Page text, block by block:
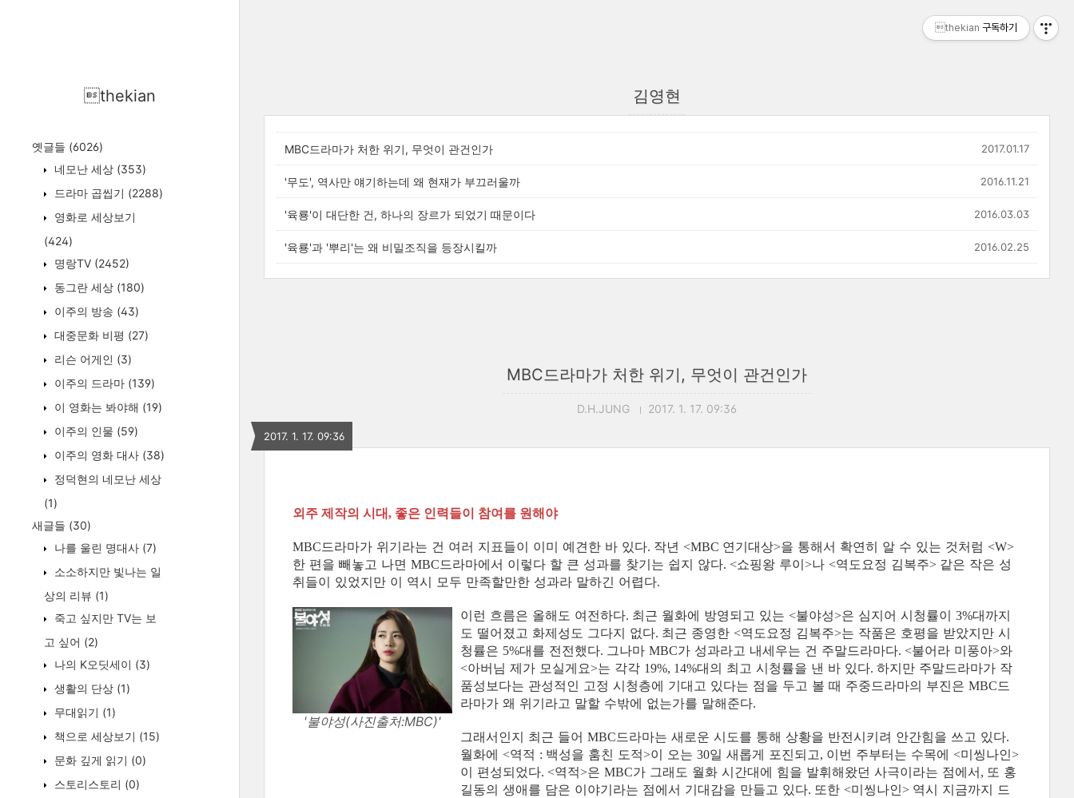
thekian
옛글들 (6026)
네모난 세상 (353)
드라마 곱씹기 (2288)
영화로 세상보기
(424)
명랑TV (2452)
동그란 세상 (180)
이주의 방송 (43)
대중문화 비평 (27)
리슨 어게인 (3)
이주의 드라마 (139)
이 영화는 봐야해 (19)
이주의 인물 (59)
이주의 영화 대사 (38)
정덕현의 네모난 세상
(1)
새글들 (30)
나를 울린 명대사 (7)
소소하지만 빛나는 일
상의 리뷰 (1)
죽고 싶지만 TV는 보
고 싶어 (2)
나의 K오딧세이 (3)
생활의 단상 (1)
무대읽기 (1)
책으로 세상보기 (15)
문화 깊게 읽기 (0)
스토리스토리 (0)
김영현
MBC드라마가 처한 위기, 무엇이 관건인가 2017.01.17
'무도', 역사만 얘기하는데 왜 현재가 부끄러울까 2016.11.21
'육룡'이 대단한 건, 하나의 장르가 되었기 때문이다 2016.03.03
'육룡'과 '뿌리'는 왜 비밀조직을 등장시킬까 2016.02.25
MBC드라마가 처한 위기, 무엇이 관건인가
D.H.JUNG 2017. 1. 17. 09:36
2017. 1. 17. 09:36
외주 제작의 시대, 좋은 인력들이 참여를 원해야
MBC드라마가 위기라는 건 여러 지표들이 이미 예견한 바 있다. 작년 <MBC 연기대상>을 통해서 확연히 알 수 있는 것처럼 <W>
한 편을 빼놓고 나면 MBC드라마에서 이렇다 할 큰 성과를 찾기는 쉽지 않다. <쇼핑왕 루이>나 <역도요정 김복주> 같은 작은 성
취들이 있었지만 이 역시 모두 만족할만한 성과라 말하긴 어렵다.
'불야성(사진출처:MBC)'
이런 흐름은 올해도 여전하다. 최근 월화에 방영되고 있는 <불야성>은 심지어 시청률이 3%대까지
도 떨어졌고 화제성도 그다지 없다. 최근 종영한 <역도요정 김복주>는 작품은 호평을 받았지만 시
청률은 5%대를 전전했다. 그나마 MBC가 성과라고 내세우는 건 주말드라마다. <불어라 미풍아>와
<아버님 제가 모실게요>는 각각 19%, 14%대의 최고 시청률을 낸 바 있다. 하지만 주말드라마가 작
품성보다는 관성적인 고정 시청층에 기대고 있다는 점을 두고 볼 때 주중드라마의 부진은 MBC드
라마가 왜 위기라고 말할 수밖에 없는가를 말해준다.
그래서인지 최근 들어 MBC드라마는 새로운 시도를 통해 상황을 반전시키려 안간힘을 쓰고 있다.
월화에 <역적 : 백성을 훔친 도적>이 오는 30일 새롭게 포진되고, 이번 주부터는 수목에 <미씽나인>
이 편성되었다. <역적>은 MBC가 그래도 월화 시간대에 힘을 발휘해왔던 사극이라는 점에서, 또 홍
길동의 생애를 담은 이야기라는 점에서 기대감을 만들고 있다. 또한 <미씽나인> 역시 지금까지 드
thekian 구독하기